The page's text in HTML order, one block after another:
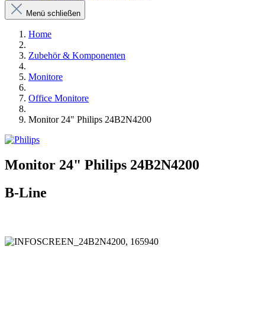
Menü schließen
Home
Zubehör & Komponenten
Monitore
Office Monitore
Monitor 24" Philips 24B2N4200
Monitor 24" Philips 24B2N4200
B-Line